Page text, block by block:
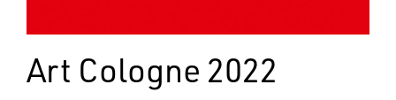
Art Cologne 2022